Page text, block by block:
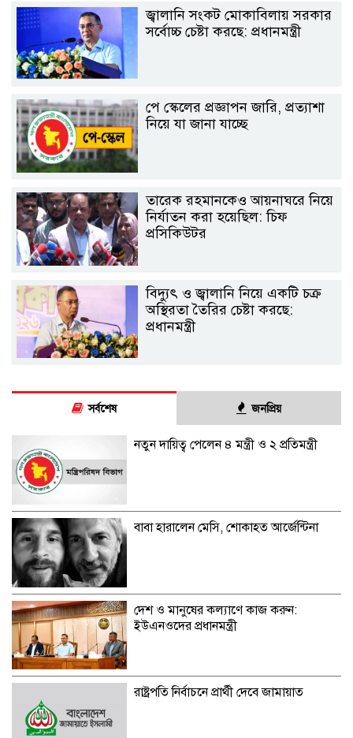
জ্বালানি সংকট মোকাবিলায় সরকার
সর্বোচ্চ চেষ্টা করছে: প্রধানমন্ত্রী
পে স্কেলের প্রজ্ঞাপন জারি, প্রত্যাশা
নিয়ে যা জানা যাচ্ছে
তারেক রহমানকেও আয়নাঘরে নিয়ে
নির্যাতন করা হয়েছিল: চিফ
প্রসিকিউটর
বিদ্যুৎ ও জ্বালানি নিয়ে একটি চক্র
অস্থিরতা তৈরির চেষ্টা করছে:
প্রধানমন্ত্রী
সর্বশেষ জনপ্রিয়
নতুন দায়িত্ব পেলেন ৪ মন্ত্রী ও ২ প্রতিমন্ত্রী
বাবা হারালেন মেসি, শোকাহত আর্জেন্টিনা
দেশ ও মানুষের কল্যাণে কাজ করুন:
ইউএনওদের প্রধানমন্ত্রী
রাষ্ট্রপতি নির্বাচনে প্রার্থী দেবে জামায়াত